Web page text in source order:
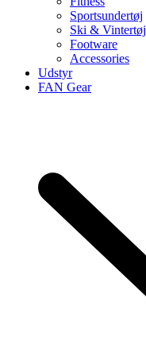
Sportsundertøj
Ski & Vintertøj
Footware
Accessories
Udstyr
FAN Gear